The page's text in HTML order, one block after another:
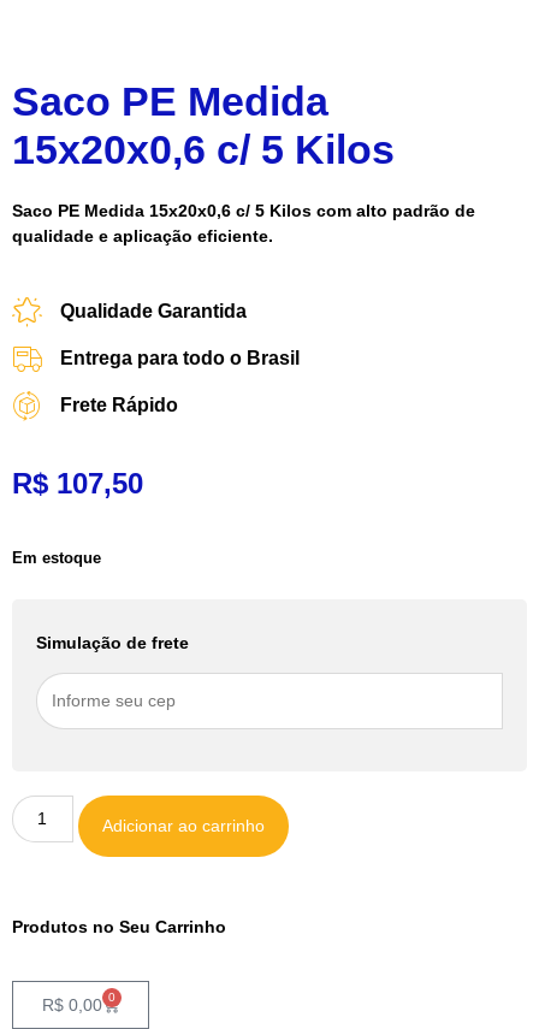
Saco PE Medida
15x20x0,6 c/ 5 Kilos
Saco PE Medida 15x20x0,6 c/ 5 Kilos com alto padrão de
qualidade e aplicação eficiente.
Qualidade Garantida
Entrega para todo o Brasil
Frete Rápido
R$ 107,50
Em estoque
Simulação de frete
Adicionar ao carrinho
Produtos no Seu Carrinho
R$ 0,00 0